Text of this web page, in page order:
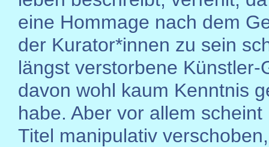
eine Hommage nach dem
der Kurator*innen zu sein
längst verstorbene Künstler-
davon wohl kaum Kenntnis
habe. Aber vor allem scheint
Titel manipulativ